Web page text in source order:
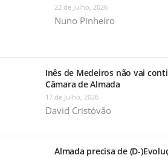
22 de Julho, 2026
Nuno Pinheiro
Inês de Medeiros não vai
Câmara de Almada
17 de Julho, 2026
David Cristóvão
Almada precisa de (D-